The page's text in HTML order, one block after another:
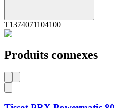
T1374071104100
Produits connexes